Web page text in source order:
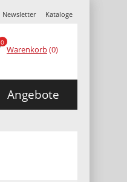
Newsletter Kataloge
Warenkorb(0)
0
Angebote